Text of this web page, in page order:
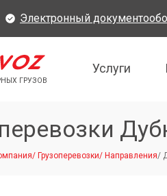
Электронный
ГРУЗОВ
Услуги
/ Грузоперевозки/ Направления/